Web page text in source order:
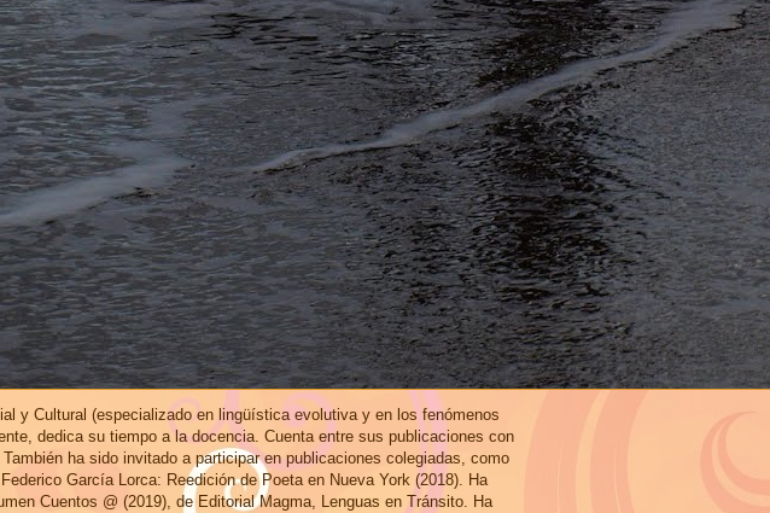
y Cultural (especializado en lingüística evolutiva y en los fenómenos
dedica su tiempo a la docencia. Cuenta entre sus publicaciones con
ha sido invitado a participar en publicaciones colegiadas, como
García Lorca: Reedición de Poeta en Nueva York (2018). Ha
Cuentos @ (2019), de Editorial Magma, Lenguas en Tránsito. Ha